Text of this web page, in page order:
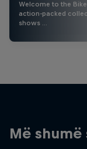
Welcome to the
action-packed
shows …
Më shumë